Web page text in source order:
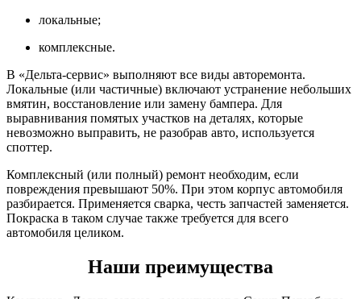
локальные;
комплексные.
В «Дельта-сервис» выполняют все виды авторемонта.
Локальные (или частичные) включают устранение небольших
вмятин, восстановление или замену бампера. Для
выравнивания помятых участков на деталях, которые
невозможно выправить, не разобрав авто, используется
споттер.
Комплексный (или полный) ремонт необходим, если
повреждения превышают 50%. При этом корпус автомобиля
разбирается. Применяется сварка, честь запчастей заменяется.
Покраска в таком случае также требуется для всего
автомобиля целиком.
Наши преимущества